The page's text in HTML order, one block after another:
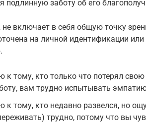
заботу об его
включает в себя общую точку
на личной идентификации или
тому, кто только что потерял свою
вам трудно испытывать
тому, кто недавно развелся, но
трудно, потому что вы